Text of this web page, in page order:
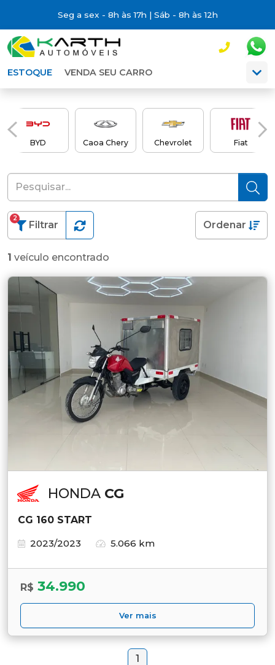
Seg a sex - 8h às 17h | Sáb - 8h às 12h
ESTOQUE VENDA SEU CARRO
BYD Caoa Chery Chevrolet Fiat
Filtrar
2
Ordenar
1 veículo encontrado
HONDA CG
CG 160 START
2023/2023
5.066 km
R$ 34.990
Ver mais
1